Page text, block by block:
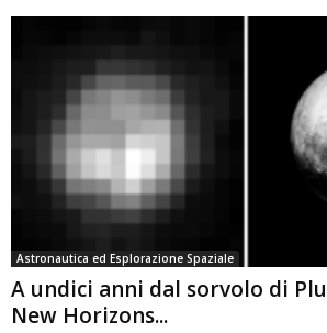
Astronautica ed Esplorazione Spaziale
A undici anni dal sorvolo di
New Horizons...